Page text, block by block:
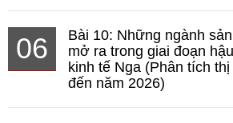
06
Bài 10: Những ngành
mở ra trong giai đoạn
kinh tế Nga (Phân tích
đến năm 2026)